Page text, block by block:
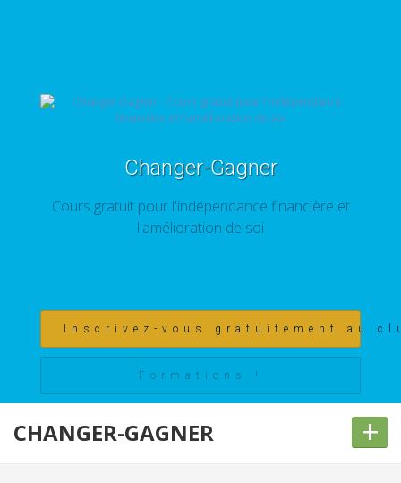
Changer-Gagner
Cours gratuit pour l'indépendance financière et
l'amélioration de soi
Inscrivez-vous gratuitement au
Formations !
CHANGER-GAGNER +